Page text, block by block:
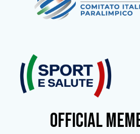
OFFICIAL